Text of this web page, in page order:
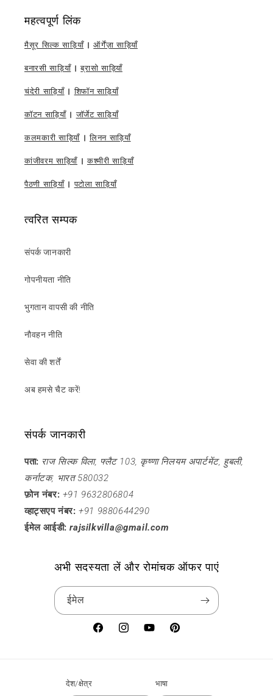
महत्वपूर्ण लिंक
मैसूर सिल्क साड़ियाँ|ऑर्गेंज़ा साड़ियाँ
बनारसी साड़ियाँ|ब्रासो साड़ियाँ
चंदेरी साड़ियाँ|शिफॉन साड़ियाँ
कॉटन साड़ियाँ|जॉर्जेट साड़ियाँ
कलमकारी साड़ियाँ|लिनन साड़ियाँ
कांजीवरम साड़ियाँ|कश्मीरी साड़ियाँ
पैठणी साड़ियाँ|पटोला साड़ियाँ
त्वरित सम्पक
संपर्क जानकारी
गोपनीयता नीति
भुगतान वापसी की नीति
नौवहन नीति
सेवा की शर्तें
अब हमसे चैट करें!
संपर्क जानकारी
पता: राज सिल्क विला, फ्लैट 103, कृष्णा निलयम अपार्टमेंट, हुबली,
कर्नाटक, भारत 580032
फ़ोन नंबर: +91 9632806804
व्हाट्सएप नंबर: +91 9880644290
ईमेल आईडी: rajsilkvilla@gmail.com
अभी सदस्यता लें और रोमांचक ऑफर पाएं
ईमेल
फेसबुक Instagram
यूट्यूब Pinterest
देश/क्षेत्र भाषा